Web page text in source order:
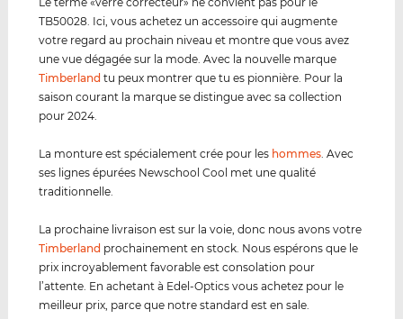
TB50028. Ici, vous achetez un accessoire qui augmente
votre regard au prochain niveau et montre que vous avez
une vue dégagée sur la mode. Avec la nouvelle marque
Timberland tu peux montrer que tu es pionnière. Pour la
saison courant la marque se distingue avec sa collection
pour 2024.
La monture est spécialement crée pour les hommes. Avec
ses lignes épurées Newschool Cool met une qualité
traditionnelle.
La prochaine livraison est sur la voie, donc nous avons votre
Timberland prochainement en stock. Nous espérons que le
prix incroyablement favorable est consolation pour
l’attente. En achetant à Edel-Optics vous achetez pour le
meilleur prix, parce que notre standard est en sale.